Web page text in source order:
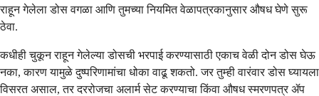
राहून गेलेला डोस वगळा आणि तुमच्या नियमित वेळापत्रकानुसार औषध घेणे सुरू
ठेवा.
कधीही चुकून राहून गेलेल्या डोसची भरपाई करण्यासाठी एकाच वेळी दोन डोस घेऊ
नका, कारण यामुळे दुष्परिणामांचा धोका वाढू शकतो. जर तुम्ही वारंवार डोस घ्यायला
विसरत असाल, तर दररोजचा अलार्म सेट करण्याचा किंवा औषध स्मरणपत्र ॲप